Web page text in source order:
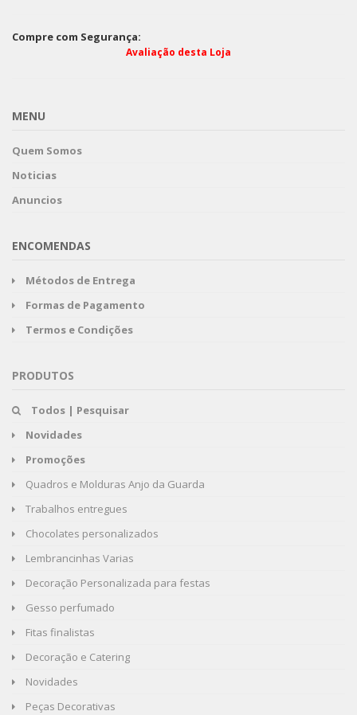
Compre com Segurança:
Avaliação desta Loja
MENU
Quem Somos
Noticias
Anuncios
ENCOMENDAS
Métodos de Entrega
Formas de Pagamento
Termos e Condições
PRODUTOS
Todos | Pesquisar
Novidades
Promoções
Quadros e Molduras Anjo da Guarda
Trabalhos entregues
Chocolates personalizados
Lembrancinhas Varias
Decoração Personalizada para festas
Gesso perfumado
Fitas finalistas
Decoração e Catering
Novidades
Peças Decorativas